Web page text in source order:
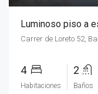
Luminoso piso a
Carrer de Loreto 52,
4
Habitaciones
2
Baños